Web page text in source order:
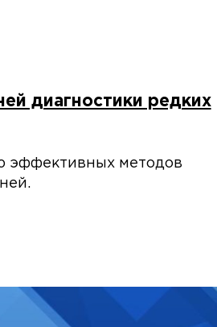
диагностики редких
эффективных методов